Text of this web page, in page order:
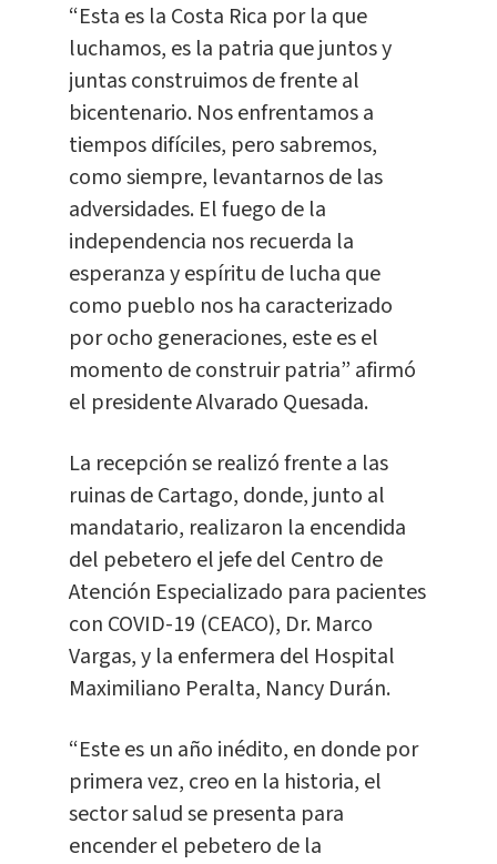
“Esta es la Costa Rica por la que
luchamos, es la patria que juntos y
juntas construimos de frente al
bicentenario. Nos enfrentamos a
tiempos difíciles, pero sabremos,
como siempre, levantarnos de las
adversidades. El fuego de la
independencia nos recuerda la
esperanza y espíritu de lucha que
como pueblo nos ha caracterizado
por ocho generaciones, este es el
momento de construir patria” afirmó
el presidente Alvarado Quesada.
La recepción se realizó frente a las
ruinas de Cartago, donde, junto al
mandatario, realizaron la encendida
del pebetero el jefe del Centro de
Atención Especializado para pacientes
con COVID-19 (CEACO), Dr. Marco
Vargas, y la enfermera del Hospital
Maximiliano Peralta, Nancy Durán.
“Este es un año inédito, en donde por
primera vez, creo en la historia, el
sector salud se presenta para
encender el pebetero de la